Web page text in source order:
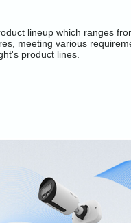
lineup which ranges
meeting various
product lines.